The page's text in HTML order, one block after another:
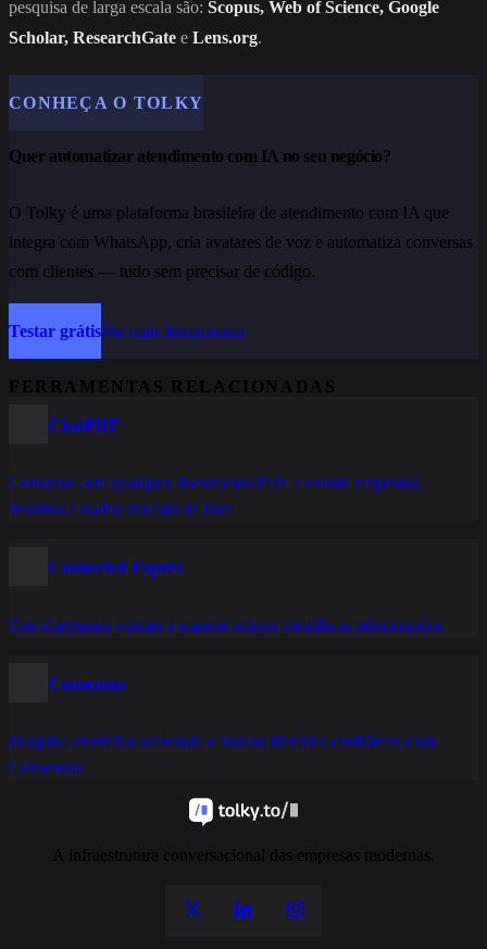
pesquisa de larga escala são: Scopus, Web of Science, Google
Scholar, ResearchGate e Lens.org.
CONHEÇA O TOLKY
Quer automatizar atendimento com IA no seu negócio?
O Tolky é uma plataforma brasileira de atendimento com IA que
integra com WhatsApp, cria avatares de voz e automatiza conversas
com clientes — tudo sem precisar de código.
Testar grátisVer mais ferramentas
FERRAMENTAS RELACIONADAS
ChatPDF
Converse com qualquer documento PDF e extraia respostas,
resumos e dados cruciais na hora
Connected Papers
Crie diagramas visuais e mapeie artigos científicos relacionados
Consensus
Pesquisa científica acelerada e buscas literárias confiáveis com
Consensus
A infraestrutura conversacional das empresas modernas.